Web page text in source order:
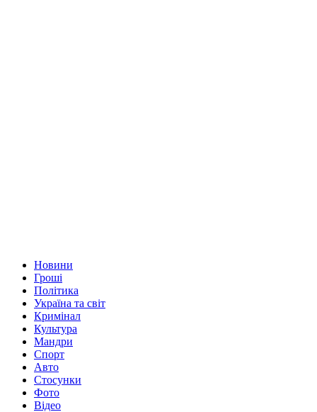
Новини
Гроші
Політика
Україна та світ
Кримінал
Культура
Мандри
Спорт
Авто
Стосунки
Фото
Відео